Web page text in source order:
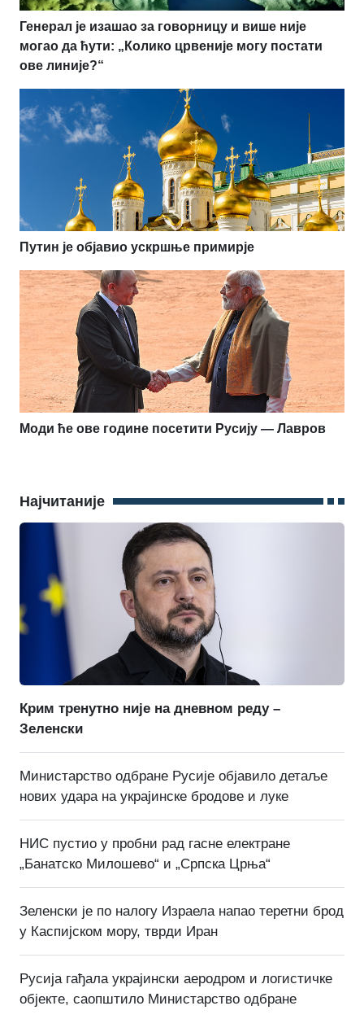
Генерал је изашао за говорницу и више није
могао да ћути: „Колико црвеније могу постати
ове линије?“
Путин је објавио ускршње примирје
Моди ће ове године посетити Русију — Лавров
Најчитаније
Крим тренутно није на дневном реду –
Зеленски
Министарство одбране Русије објавило детаље
нових удара на украјинске бродове и луке
НИС пустио у пробни рад гасне електране
„Банатско Милошево“ и „Српска Црња“
Зеленски је по налогу Израела напао теретни брод
у Каспијском мору, тврди Иран
Русија гађала украјински аеродром и логистичке
објекте, саопштило Министарство одбране